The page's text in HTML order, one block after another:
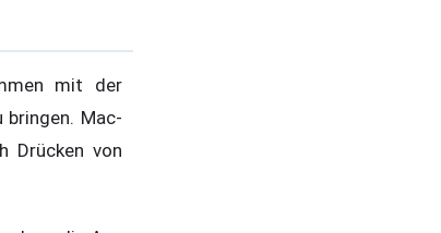
mit der
Mac-
Drücken von